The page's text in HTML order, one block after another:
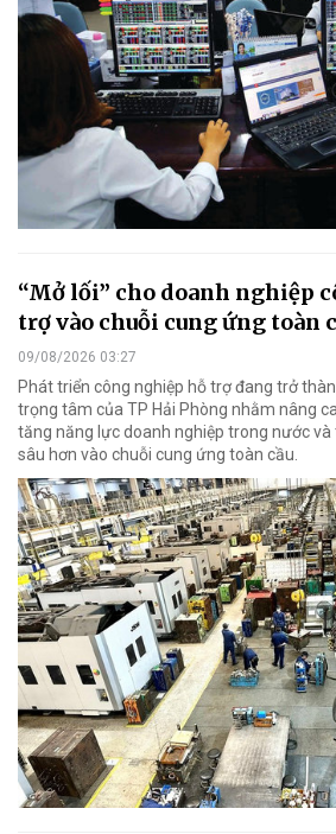
“Mở lối” cho doanh nghiệp
trợ vào chuỗi cung ứng toàn
09/08/2026 03:27
Phát triển công nghiệp hỗ trợ đang trở
trọng tâm của TP Hải Phòng nhằm nâng
tăng năng lực doanh nghiệp trong nước
sâu hơn vào chuỗi cung ứng toàn cầu.